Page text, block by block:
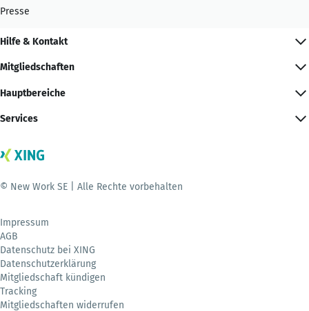
Presse
Hilfe & Kontakt
Mitgliedschaften
Hauptbereiche
Services
© New Work SE | Alle Rechte vorbehalten
Impressum
AGB
Datenschutz bei XING
Datenschutzerklärung
Mitgliedschaft kündigen
Tracking
Mitgliedschaften widerrufen